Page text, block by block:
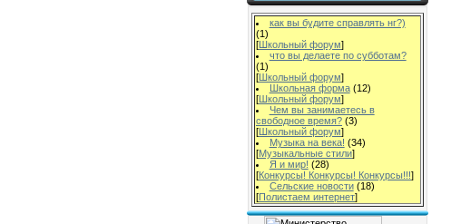
как вы будите справлять нг?)
(1)
[Школьный форум]
что вы делаете по субботам?
(1)
[Школьный форум]
Школьная форма (12)
[Школьный форум]
Чем вы занимаетесь в
свободное время? (3)
[Школьный форум]
Музыка на века! (34)
[Музыкальные стили]
Я и мир! (28)
[Конкурсы! Конкурсы! Конкурсы!!!]
Сельские новости (18)
[Полистаем интернет]